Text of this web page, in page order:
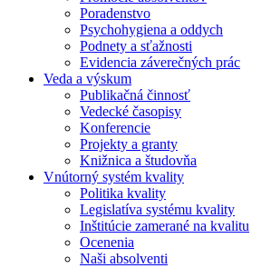
Poradenstvo
Psychohygiena a oddych
Podnety a sťažnosti
Evidencia záverečných prác
Veda a výskum
Publikačná činnosť
Vedecké časopisy
Konferencie
Projekty a granty
Knižnica a študovňa
Vnútorný systém kvality
Politika kvality
Legislatíva systému kvality
Inštitúcie zamerané na kvalitu
Ocenenia
Naši absolventi